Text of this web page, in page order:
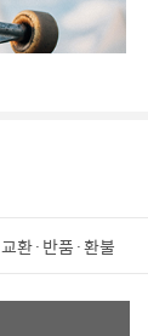
교환·반품·환불